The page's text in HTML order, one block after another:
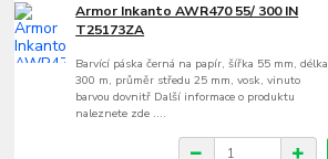
Armor Inkanto AWR470 55/ 300 IN
T25173ZA
Barvící páska černá na papír, šířka 55 mm, délka
300 m, průměr středu 25 mm, vosk, vinuto
barvou dovnitř Další informace o produktu
naleznete zde ....